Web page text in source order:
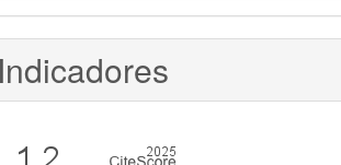
Indicadores